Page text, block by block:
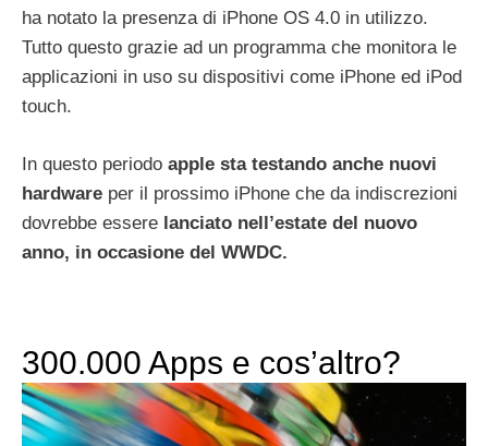
ha notato la presenza di iPhone OS 4.0 in utilizzo.
Tutto questo grazie ad un programma che monitora le
applicazioni in uso su dispositivi come iPhone ed iPod
touch.
In questo periodo apple sta testando anche nuovi
hardware per il prossimo iPhone che da indiscrezioni
dovrebbe essere lanciato nell’estate del nuovo
anno, in occasione del WWDC.
300.000 Apps e cos’altro?